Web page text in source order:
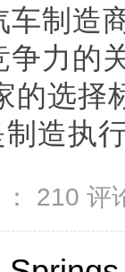
制造
争力的
的选
造执
210 评